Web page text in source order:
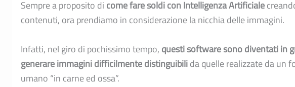
Sempre a proposito di come fare soldi con Intelligenza Artificiale
contenuti, ora prendiamo in considerazione la nicchia delle immagini.
Infatti, nel giro di pochissimo tempo, questi software sono diventati in
generare immagini difficilmente distinguibilida quelle realizzate da un
umano “in carne ed ossa”.